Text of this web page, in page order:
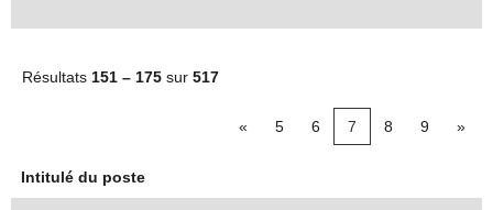
Résultats 151 – 175 sur 517
« 5 6 7 8 9 »
Intitulé du poste